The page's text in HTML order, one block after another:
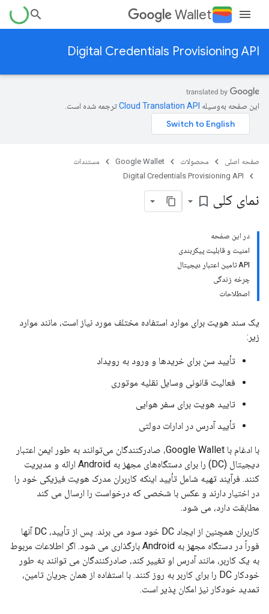
Wallet
Digital Credentials Provisioning API
این صفحه به‌وسیله ترجمه شده است.
صفحه اصلی محصولات Google Wallet
مستندات
Digital Credentials Provisioning API
نمای کلی bookmark_border
در این صفحه
امنیت و قابلیت پیکربندی
API تامین اعتبار دیجیتال
چرخه زندگی
اصطلاحات
یک سند هویت برای موارد استفاده مختلف مورد نیاز است، مانند موارد
زیر:
تأیید سن برای خریدها و ورود به رویداد
فعالیت قانونی وسایل نقلیه موتوری
تایید هویت برای سفر هوایی
تأیید آدرس در ادارات دولتی
با ادغام با Google Wallet، صادرکنندگان می‌توانند به طور ایمن اعتبار
دیجیتال (DC) را برای دستگاه‌های مجهز به Android ارائه و مدیریت
کنند. فرآیند تهیه شامل تأیید اینکه کاربران مدرک هویت فیزیکی خود را
در اختیار دارند و عکس با شخصی که درخواست را ارسال می کند
مطابقت دارد، می شود.
کاربران همچنین از ایجاد DC خود سود می برند. پس از تأیید، DC آنها
فوراً در دستگاه مجهز به Android بارگذاری می شود. اگر اطلاعات مربوط
به یک کاربر، مانند آدرس او تغییر کند، صادرکنندگان می توانند به طور
خودکار DC را برای کاربر به روز کنند. با استفاده از همان جریان تامین،
تمدید خودکار نیز امکان پذیر است.